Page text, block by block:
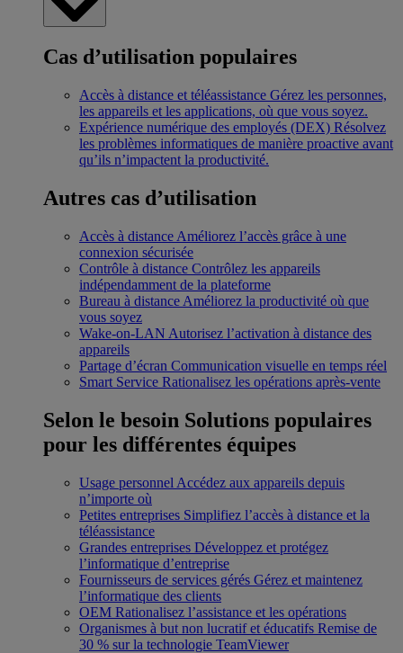
Cas d’utilisation populaires
Accès à distance et téléassistance Gérez les personnes,
les appareils et les applications, où que vous soyez.
Expérience numérique des employés (DEX) Résolvez
les problèmes informatiques de manière proactive avant
qu’ils n’impactent la productivité.
Autres cas d’utilisation
Accès à distance Améliorez l’accès grâce à une
connexion sécurisée
Contrôle à distance Contrôlez les appareils
indépendamment de la plateforme
Bureau à distance Améliorez la productivité où que
vous soyez
Wake-on-LAN Autorisez l’activation à distance des
appareils
Partage d’écran Communication visuelle en temps réel
Smart Service Rationalisez les opérations après-vente
Selon le besoin Solutions populaires
pour les différentes équipes
Usage personnel Accédez aux appareils depuis
n’importe où
Petites entreprises Simplifiez l’accès à distance et la
téléassistance
Grandes entreprises Développez et protégez
l’informatique d’entreprise
Fournisseurs de services gérés Gérez et maintenez
l’informatique des clients
OEM Rationalisez l’assistance et les opérations
Organismes à but non lucratif et éducatifs Remise de
30 % sur la technologie TeamViewer